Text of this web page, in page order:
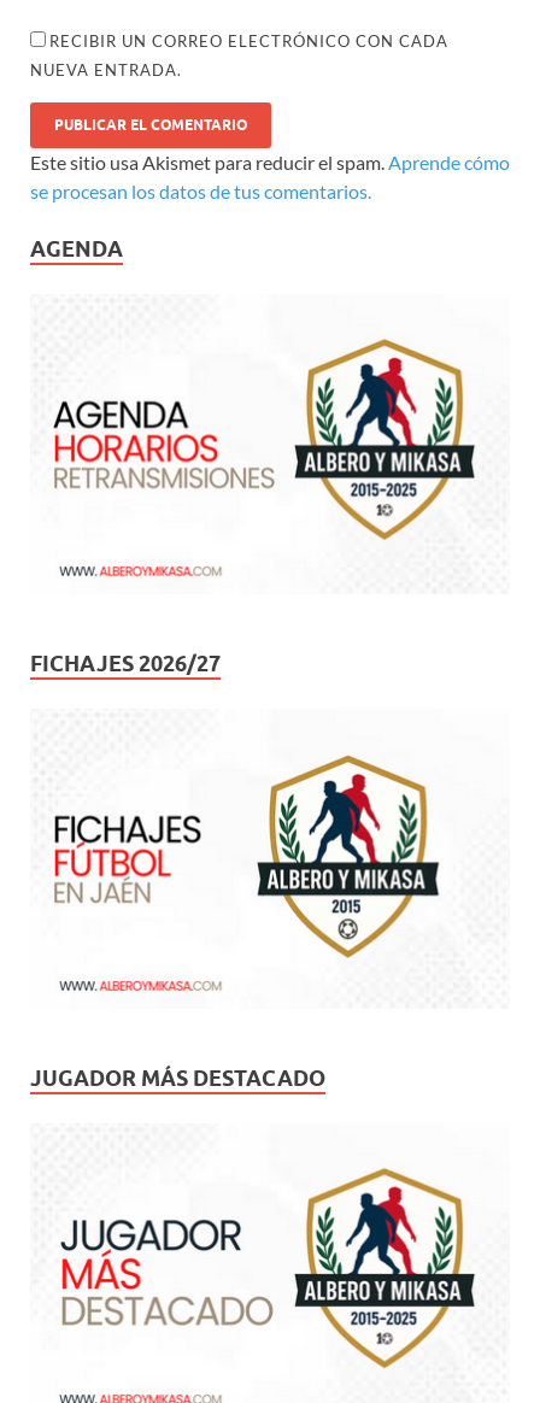
RECIBIR UN CORREO ELECTRÓNICO CON CADA
NUEVA ENTRADA.
Este sitio usa Akismet para reducir el spam.Aprende cómo
se procesan los datos de tus comentarios.
AGENDA
FICHAJES 2026/27
JUGADOR MÁS DESTACADO